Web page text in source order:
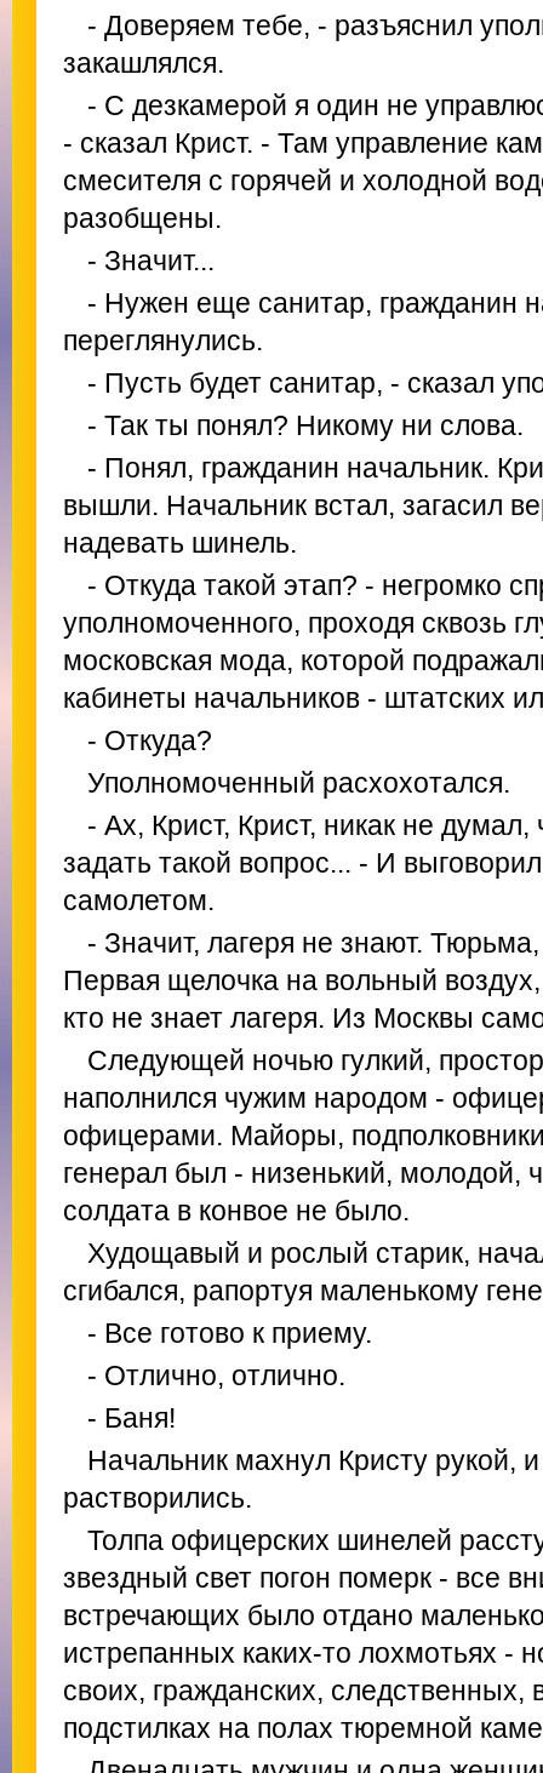
- Доверяем тебе, - разъяснил
закашлялся.
- С дезкамерой я один не
- сказал Крист. - Там управление
смесителя с горячей и холодной
разобщены.
- Значит...
- Нужен еще санитар, гражданин
переглянулись.
- Пусть будет санитар, - сказал
- Так ты понял? Никому ни слова.
- Понял, гражданин начальник.
вышли. Начальник встал, загасил
надевать шинель.
- Откуда такой этап? - негромко
уполномоченного, проходя сквозь
московская мода, которой
кабинеты начальников - штатских
- Откуда?
Уполномоченный расхохотался.
- Ах, Крист, Крист, никак не
задать такой вопрос... - И
самолетом.
- Значит, лагеря не знают.
Первая щелочка на вольный
кто не знает лагеря. Из Москвы
Следующей ночью гулкий,
наполнился чужим народом -
офицерами. Майоры,
генерал был - низенький, молодой,
солдата в конвое не было.
Худощавый и рослый старик,
сгибался, рапортуя маленькому
- Все готово к приему.
- Отлично, отлично.
- Баня!
Начальник махнул Кристу рукой,
растворились.
Толпа офицерских шинелей
звездный свет погон померк - все
встречающих было отдано
истрепанных каких-то лохмотьях -
своих, гражданских,
подстилках на полах тюремной